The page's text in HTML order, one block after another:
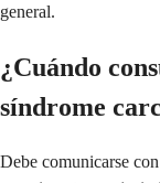
general.
¿Cuándo
síndrome
Debe comunicarse